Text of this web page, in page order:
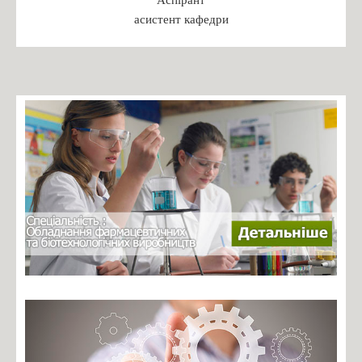
Переддипломна практика
Робочі програми практики 2024
ПРАКТИКА: РЕКОМЕНДАЦІЇ ДО ОРГАНІЗАЦІЇ,
ПРОХОДЖЕННЯ ТА ЗВІТУВАННЯ
БАКАЛАВРСЬКА ПРАКТИКА: РЕКОМЕНДАЦІЇ ДО
ОРГАНІЗАЦІЇ, ПРОХОДЖЕННЯ ТА ЗВІТУВАННЯ
Зустрічі з роботодавцями
Навчальні дисципліни
Каталог вибіркових дисциплін
Навчальні програми дисциплін
Студентські організації
асистент кафедри